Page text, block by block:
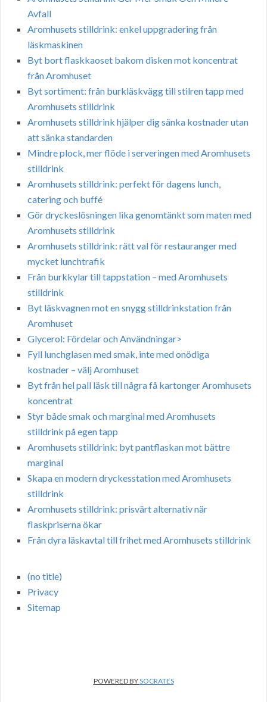
Avfall
Aromhusets stilldrink: enkel uppgradering från
läskmaskinen
Byt bort flaskkaoset bakom disken mot koncentrat
från Aromhuset
Byt sortiment: från burkläskvägg till stilren tapp med
Aromhusets stilldrink
Aromhusets stilldrink hjälper dig sänka kostnader utan
att sänka standarden
Mindre plock, mer flöde i serveringen med Aromhusets
stilldrink
Aromhusets stilldrink: perfekt för dagens lunch,
catering och buffé
Gör dryckeslösningen lika genomtänkt som maten med
Aromhusets stilldrink
Aromhusets stilldrink: rätt val för restauranger med
mycket lunchtrafik
Från burkkylar till tappstation – med Aromhusets
stilldrink
Byt läskvagnen mot en snygg stilldrinkstation från
Aromhuset
Glycerol: Fördelar och Användningar>
Fyll lunchglasen med smak, inte med onödiga
kostnader – välj Aromhuset
Byt från hel pall läsk till några få kartonger Aromhusets
koncentrat
Styr både smak och marginal med Aromhusets
stilldrink på egen tapp
Aromhusets stilldrink: byt pantflaskan mot bättre
marginal
Skapa en modern dryckesstation med Aromhusets
stilldrink
Aromhusets stilldrink: prisvärt alternativ när
flaskpriserna ökar
Från dyra läskavtal till frihet med Aromhusets stilldrink
(no title)
Privacy
Sitemap
POWERED BYSOCRATES